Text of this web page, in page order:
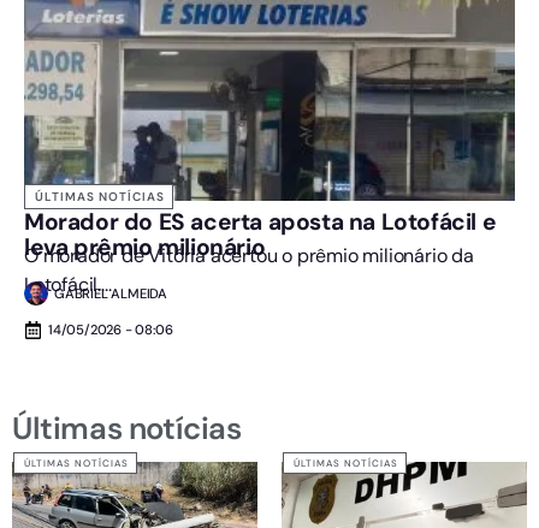
ÚLTIMAS NOTÍCIAS
Morador do ES acerta aposta na Lotofácil e
leva prêmio milionário
O morador de Vitória acertou o prêmio milionário da
Lotofácil....
GABRIEL ALMEIDA
14/05/2026 - 08:06
Últimas notícias
ÚLTIMAS NOTÍCIAS ÚLTIMAS NOTÍCIAS